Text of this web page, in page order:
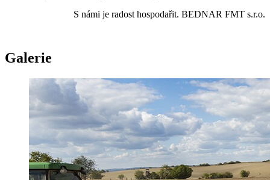
S námi je radost hospodařit. BEDNAR FMT s.r.o.
Galerie